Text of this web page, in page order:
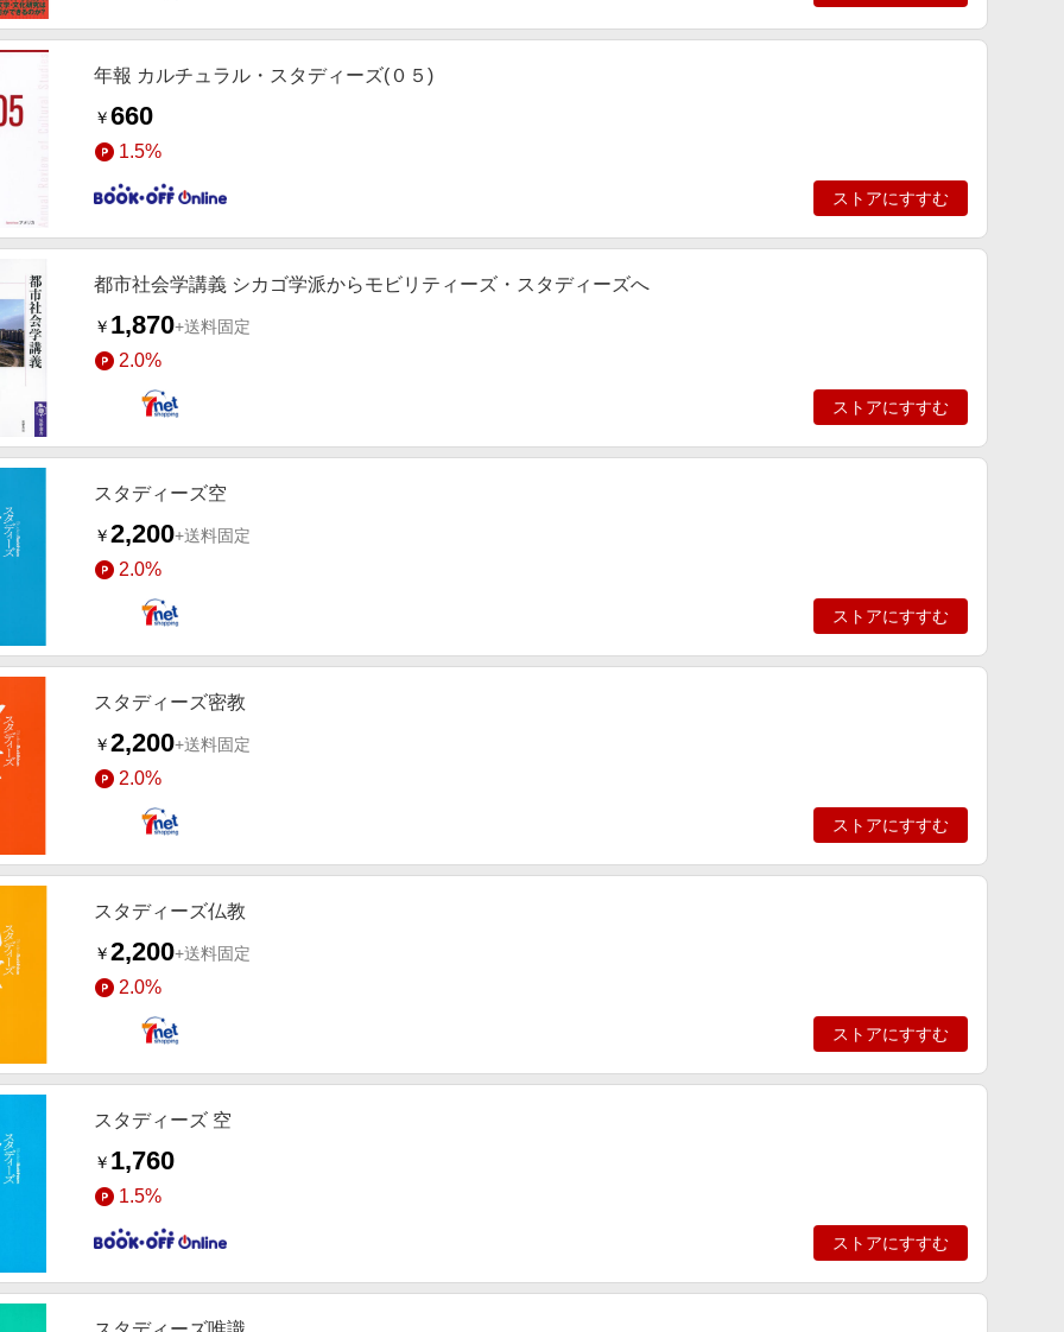
年報 カルチュラル・スタディーズ(０５)
￥660
1.5%
ストアにすすむ
都市社会学講義 シカゴ学派からモビリティーズ・スタディーズへ
￥ 1,870+送料固定
2.0%
ストアにすすむ
スタディーズ空
￥2,200+送料固定
2.0%
ストアにすすむ
スタディーズ密教
￥2,200+送料固定
2.0%
ストアにすすむ
スタディーズ仏教
￥2,200+送料固定
2.0%
ストアにすすむ
スタディーズ 空
￥ 1,760
1.5%
ストアにすすむ